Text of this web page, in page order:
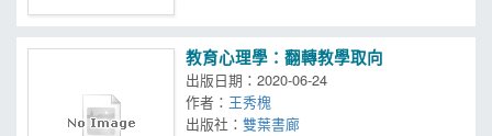
教育心理學：翻轉教學取向
出版日期：2020-06-24
作者： 王秀槐
出版社：